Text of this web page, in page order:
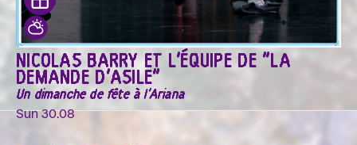
NICOLAS BARRY ET L'ÉQUIPE DE "LA
DEMANDE D'ASILE"
Un dimanche de fête à l'Ariana
Sun 30.08